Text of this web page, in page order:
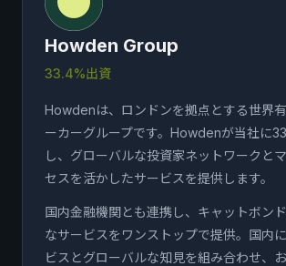
Howden Group
33.4%出資
Howdenは、ロンドンを拠点とする世界
ーカーグループです。Howdenが当社に
し、グローバルな投資家ネットワークと
セスを活かしたサービスを提供します。
国内金融機関とも連携し、キャットボン
なサービスをワンストップで提供。国内
ビスとグローバルな知見を組み合わせ、